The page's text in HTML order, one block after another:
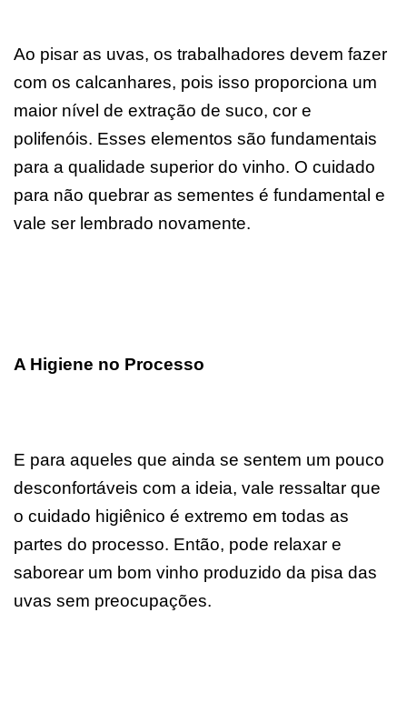
Ao pisar as uvas, os trabalhadores devem fazer
com os calcanhares, pois isso proporciona um
maior nível de extração de suco, cor e
polifenóis. Esses elementos são fundamentais
para a qualidade superior do vinho. O cuidado
para não quebrar as sementes é fundamental e
vale ser lembrado novamente.
A Higiene no Processo
E para aqueles que ainda se sentem um pouco
desconfortáveis com a ideia, vale ressaltar que
o cuidado higiênico é extremo em todas as
partes do processo. Então, pode relaxar e
saborear um bom vinho produzido da pisa das
uvas sem preocupações.